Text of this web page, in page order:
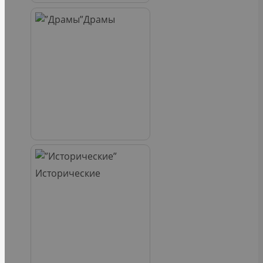
Драмы
Исторические